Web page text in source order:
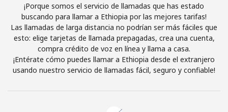
Únete
¡Hola!
¡Porque somos el servicio de llamadas que has estado
buscando para llamar a Ethiopia por las mejores tarifas!
Las llamadas de larga distancia no podrían ser más fáciles que
esto: elige tarjetas de llamada prepagadas, crea una cuenta,
compra crédito de voz en línea y llama a casa.
¡Entérate cómo puedes llamar a Ethiopia desde el extranjero
usando nuestro servicio de llamadas fácil, seguro y confiable!